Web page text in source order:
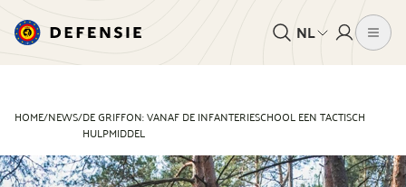
NL
HOME/NEWS/DE GRIFFON: VANAF DE INFANTERIESCHOOL EEN TACTISCH
HULPMIDDEL